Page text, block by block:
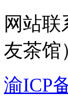
网站联
友茶馆
渝ICP